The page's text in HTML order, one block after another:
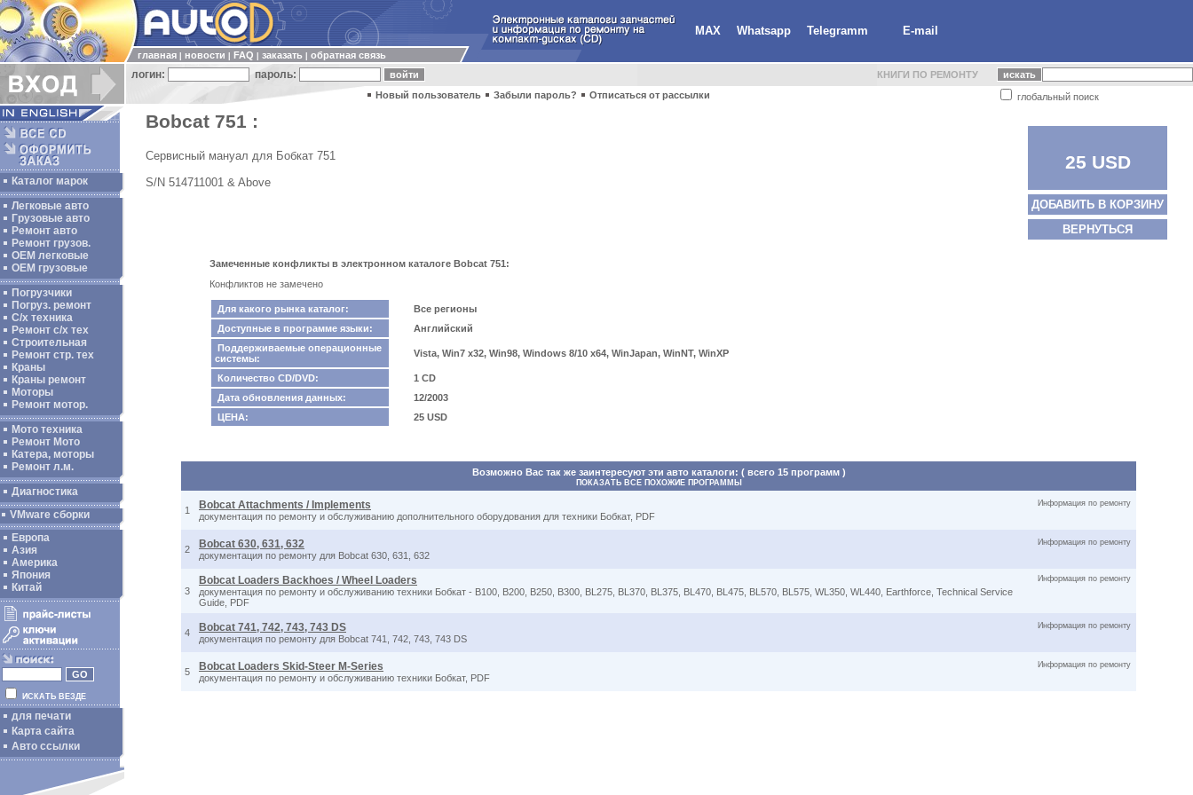
MAX Whatsapp Telegramm E-mail
главная новости FAQ заказать обратная связь
логин: пароль: КНИГИ ПО РЕМОНТУ
глобальный поиск
Новый пользователь Забыли пароль? Отписаться от рассылки
Каталог марок
Легковые авто
Грузовые авто
Ремонт авто
Ремонт грузов.
ОЕМ легковые
OEM грузовые
Погрузчики
Погруз. ремонт
С/х техника
Ремонт с/х тех
Строительная
Ремонт стр. тех
Краны
Краны ремонт
Моторы
Ремонт мотор.
Мото техника
Ремонт Мото
Катера, моторы
Ремонт л.м.
Диагностика
VMware сборки
Европа
Азия
Америка
Япония
Китай
ИСКАТЬ ВЕЗДЕ
для печати
Карта сайта
Авто ссылки
Bobcat 751 :
Сервисный мануал для Бобкат 751
S/N 514711001 & Above
25 USD
ДОБАВИТЬ В КОРЗИНУ
ВЕРНУТЬСЯ
Замеченные конфликты в электронном каталоге Bobcat 751:
Конфликтов не замечено
Для какого рынка каталог:
Все регионы
Доступные в программе языки:
Английский
Поддерживаемые операционные
системы:
Vista, Win7 x32, Win98, Windows 8/10 x64, WinJapan, WinNT, WinXP
Количество CD/DVD:
1 CD
Дата обновления данных:
12/2003
ЦЕНА:
25 USD
Возможно Вас так же заинтересуют эти авто каталоги: ( всего 15 программ )
ПОКАЗАТЬ ВСЕ ПОХОЖИЕ ПРОГРАММЫ
1 Bobcat Attachments / Implements
документация по ремонту и обслуживанию дополнительного оборудования для техники Бобкат, PDF
Информация по ремонту
2 Bobcat 630, 631, 632
документация по ремонту для Bobcat 630, 631, 632
Информация по ремонту
3
Bobcat Loaders Backhoes / Wheel Loaders
документация по ремонту и обслуживанию техники Бобкат - B100, B200, B250, B300, BL275, BL370, BL375, BL470, BL475, BL570, BL575, WL350, WL440, Earthforce, Technical Service
Guide, PDF
Информация по ремонту
4 Bobcat 741, 742, 743, 743 DS
документация по ремонту для Bobcat 741, 742, 743, 743 DS
Информация по ремонту
5 Bobcat Loaders Skid-Steer M-Series
документация по ремонту и обслуживанию техники Бобкат, PDF
Информация по ремонту